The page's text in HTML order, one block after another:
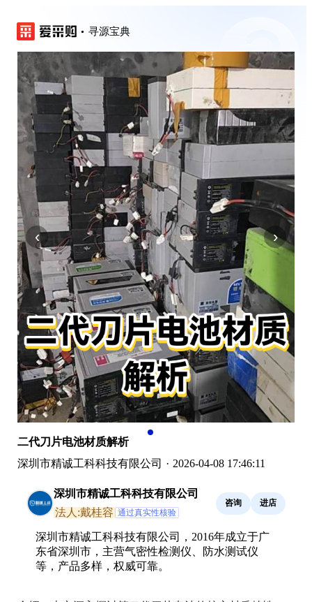
寻源宝典
‹ ›
二代刀片电池材质解析
深圳市精诚工科科技有限公司 · 2026-04-08 17:46:11
深圳市精诚工科科技有限公司
法人:戴桂容 通过真实性核验
咨询 进店
深圳市精诚工科科技有限公司，2016年成立于广
东省深圳市，主营气密性检测仪、防水测试仪
等，产品多样，权威可靠。